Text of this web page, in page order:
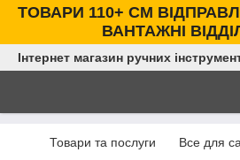
ТОВАРИ 110+ СМ
ВАНТАЖНІ
Інтернет магазин ручних
Товари та послуги Все для